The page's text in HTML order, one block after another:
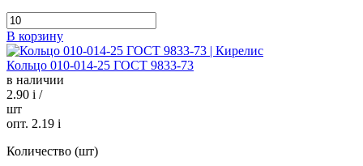
В корзину
Кольцо 010-014-25 ГОСТ 9833-73
в наличии
2.90 i /
шт
опт. 2.19 i
Количество (шт)